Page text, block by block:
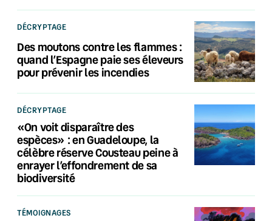
DÉCRYPTAGE
Des moutons contre les flammes :
quand l’Espagne paie ses éleveurs
pour prévenir les incendies
DÉCRYPTAGE
«On voit disparaître des
espèces» : en Guadeloupe, la
célèbre réserve Cousteau peine à
enrayer l’effondrement de sa
biodiversité
TÉMOIGNAGES